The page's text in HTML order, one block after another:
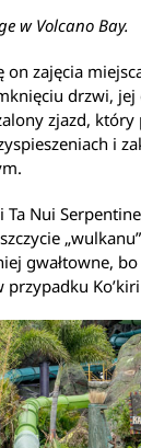
w Volcano Bay.
on zajęcia
drzwi,
zjazd, który
i
Ta Nui
gwałtowne,
przypadku